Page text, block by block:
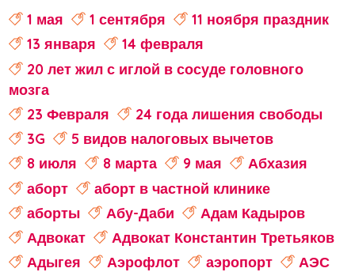
1 мая 1 сентября
11 ноября праздник
13 января
14 февраля
20 лет жил с иглой в сосуде головного
мозга
23 Февраля
24 года лишения свободы
3G
5 видов налоговых вычетов
8 июля
8 марта 9 мая
Абхазия
аборт
аборт в частной клинике
аборты
Абу-Даби
Адам Кадыров
Адвокат
Адвокат Константин Третьяков
Адыгея
Аэрофлот аэропорт АЭС